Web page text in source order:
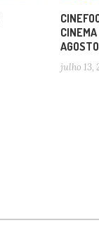
julho 13,